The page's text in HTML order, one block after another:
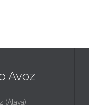
Avoz
(Álava)